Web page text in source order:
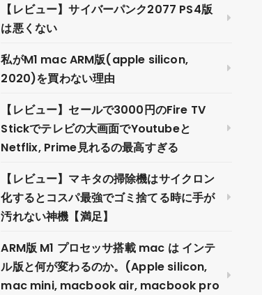
【レビュー】サイバーパンク2077 PS4版
は悪くない
私がM1 mac ARM版(apple silicon,
2020)を買わない理由
【レビュー】セールで3000円のFire TV
Stickでテレビの大画面でYoutubeと
Netflix, Prime見れるの最高すぎる
【レビュー】マキタの掃除機はサイクロン
化するとコスパ最強でゴミ捨てる時に手が
汚れない神機【満足】
ARM版 M1 プロセッサ搭載 mac は インテ
ル版と何が変わるのか。(Apple silicon,
mac mini, macbook air, macbook pro